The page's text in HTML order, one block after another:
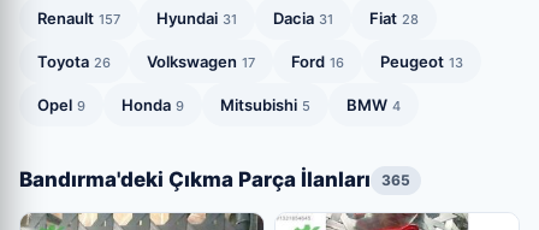
Renault 157 Hyundai 31 Dacia 31 Fiat 28
Toyota 26 Volkswagen 17 Ford 16 Peugeot 13
Opel 9 Honda 9 Mitsubishi 5 BMW 4
Bandırma'deki Çıkma Parça İlanları 365